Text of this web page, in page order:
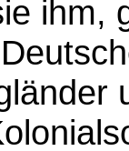
ihm,